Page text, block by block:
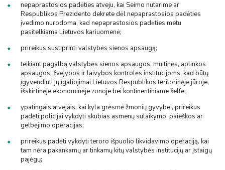
nepaprastosios padėties atveju, kai Seimo nutarime ar
Respublikos Prezidento dekrete dėl nepaprastosios padėties
įvedimo nurodoma, kad nepaprastosios padėties metu
pasitelkiama Lietuvos kariuomenė;
prireikus sustiprinti valstybės sienos apsaugą;
teikiant pagalbą valstybės sienos apsaugos, muitinės, aplinkos
apsaugos, žvejybos ir laivybos kontrolės institucijoms, kad būtų
įgyvendinti jų įgaliojimai Lietuvos Respublikos teritorinėje jūroje,
išskirtinėje ekonominėje zonoje bei kontinentiniame šelfe;
ypatingais atvejais, kai kyla grėsmė žmonių gyvybei, prireikus
padėti policijai vykdyti skubias asmenų sulaikymo, paieškos ar
gelbėjimo operacijas;
prireikus padėti vykdyti teroro išpuolio likvidavimo operaciją, kai
tam nėra pakankamų ar tinkamų kitų valstybės institucijų ar įstaigų
pajėgų;